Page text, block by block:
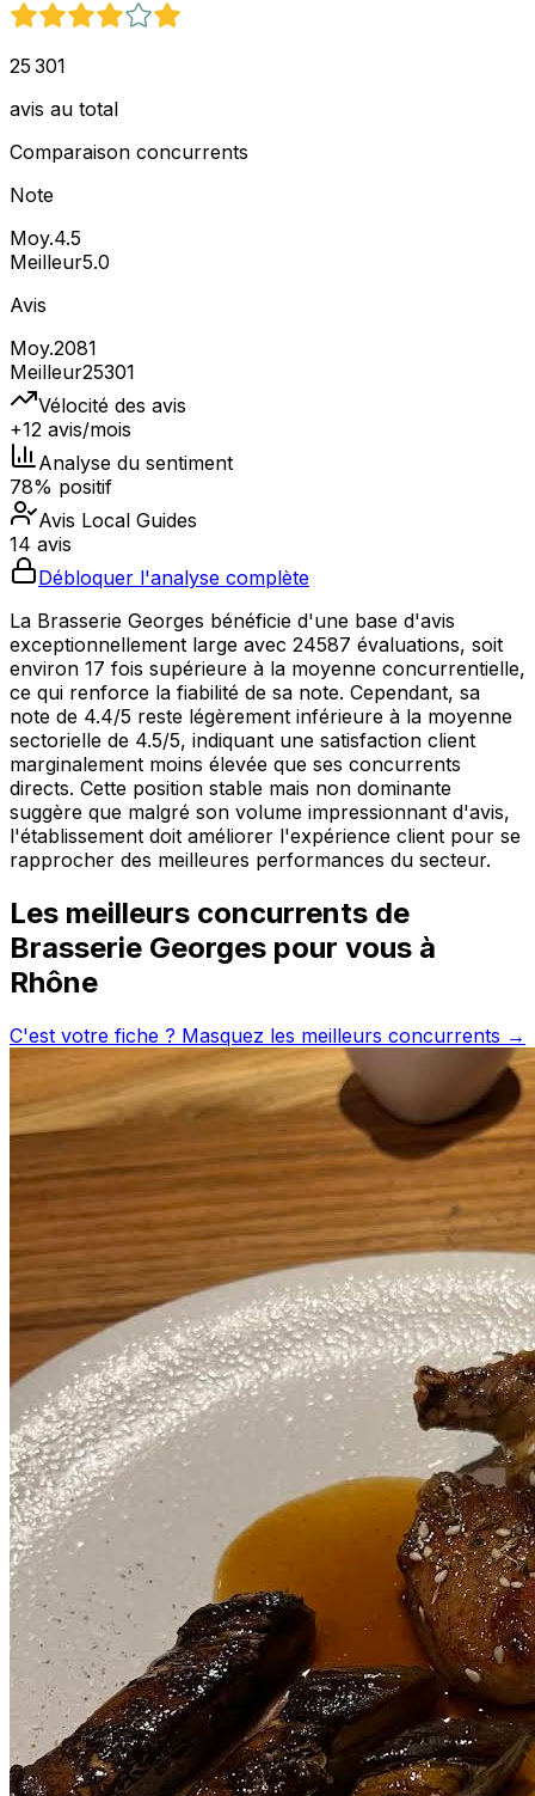
25 301
avis au total
Comparaison concurrents
Note
Moy.4.5
Meilleur5.0
Avis
Moy.2081
Meilleur25301
Vélocité des avis
+12 avis/mois
Analyse du sentiment
78% positif
Avis Local Guides
14 avis
Débloquer l'analyse complète
La Brasserie Georges bénéficie d'une base d'avis
exceptionnellement large avec 24587 évaluations, soit
environ 17 fois supérieure à la moyenne concurrentielle,
ce qui renforce la fiabilité de sa note. Cependant, sa
note de 4.4/5 reste légèrement inférieure à la moyenne
sectorielle de 4.5/5, indiquant une satisfaction client
marginalement moins élevée que ses concurrents
directs. Cette position stable mais non dominante
suggère que malgré son volume impressionnant d'avis,
l'établissement doit améliorer l'expérience client pour se
rapprocher des meilleures performances du secteur.
Les meilleurs concurrents de
Brasserie Georges pour vous à
Rhône
C'est votre fiche ? Masquez les meilleurs concurrents →